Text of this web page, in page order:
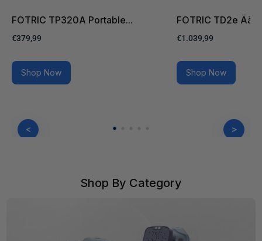
FOTRIC TP320A Portable...
€379,99
Shop Now
FOTRIC TD2e
€1.039,99
Shop Now
< >
Shop By Category